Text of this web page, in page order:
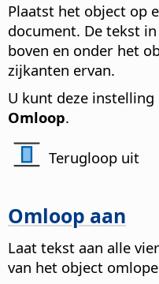
Plaatst het object op
document. De tekst
boven en onder het
zijkanten ervan.
U kunt deze
Omloop.
Terugloop uit
Omloop aan
Laat tekst aan alle
van het object